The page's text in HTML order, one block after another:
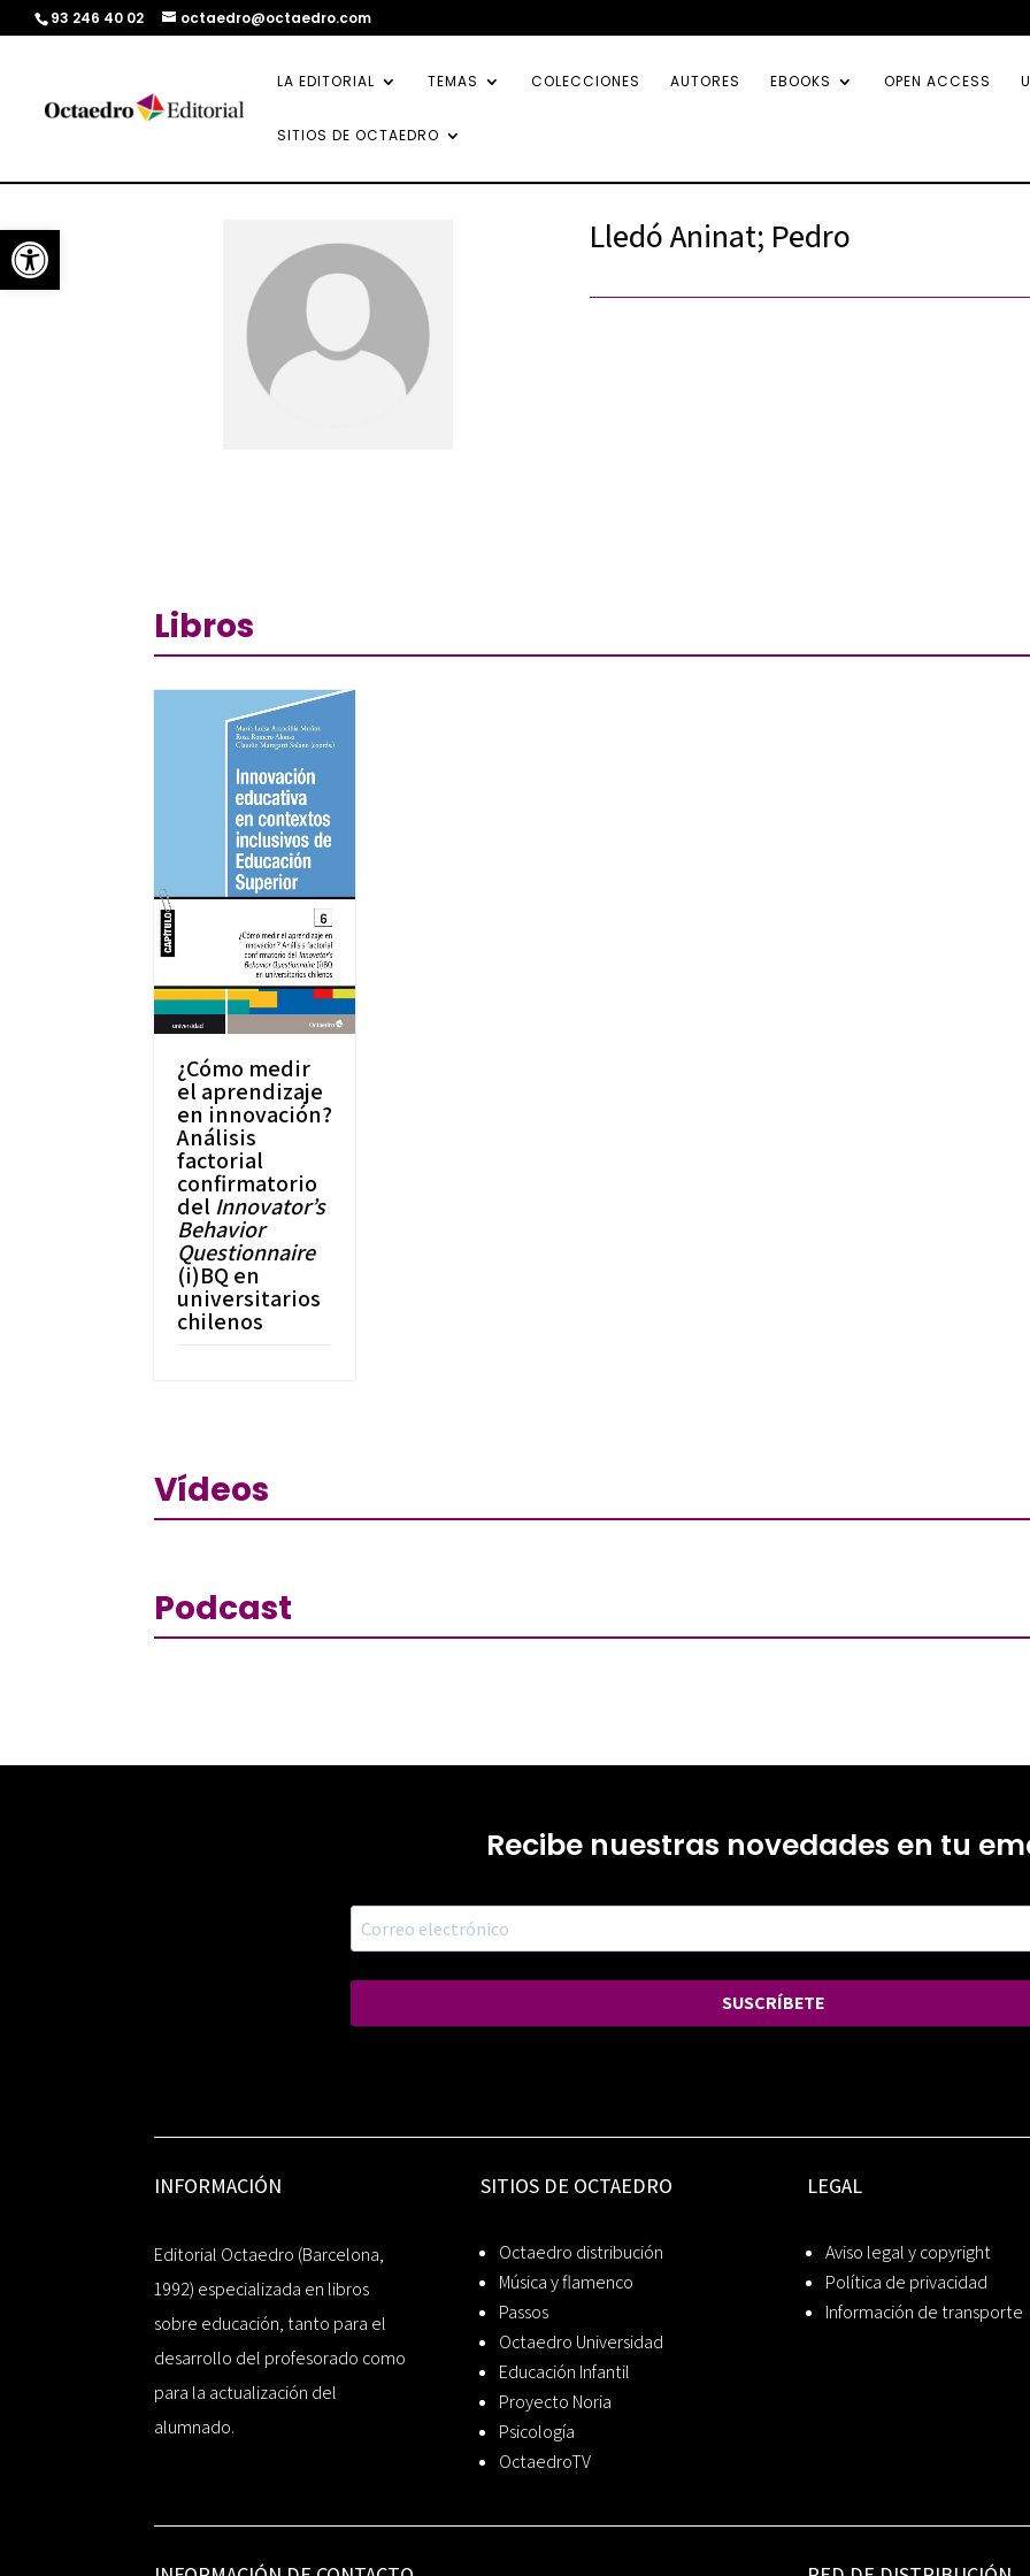
Abrir barra de herramientas
93 246 40 02 octaedro@octaedro.com
LA EDITORIAL TEMAS COLECCIONES AUTORES EBOOKS OPEN ACCESS
SITIOS DE OCTAEDRO
Lledó Aninat; Pedro
Libros
¿Cómo medir
el aprendizaje
en innovación?
Análisis
factorial
confirmatorio
del Innovator’s
Behavior
Questionnaire
(i)BQ en
universitarios
chilenos
Vídeos
Podcast
Recibe nuestras novedades en tu
SUSCRÍBETE
INFORMACIÓN
Editorial Octaedro (Barcelona,
1992) especializada en libros
sobre educación, tanto para el
desarrollo del profesorado como
para la actualización del
alumnado.
SITIOS DE OCTAEDRO
Octaedro distribución
Música y flamenco
Passos
Octaedro Universidad
Educación Infantil
Proyecto Noria
Psicología
OctaedroTV
LEGAL
Aviso legal y copyright
Política de privacidad
Información de transporte